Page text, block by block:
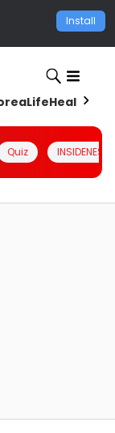
Install
LifeHealth
Quiz INSIDENESIA